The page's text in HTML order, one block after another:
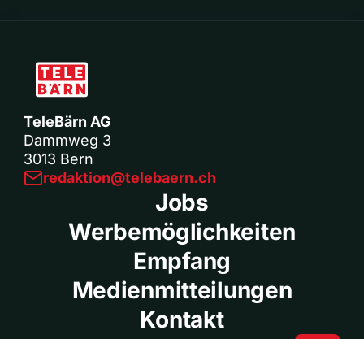
TeleBärn AG
Dammweg 3
3013 Bern
redaktion@telebaern.ch
Jobs
Werbemöglichkeiten
Empfang
Medienmitteilungen
Kontakt